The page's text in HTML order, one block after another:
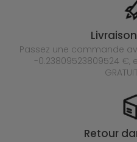
Passez une commande
-0.23809523809524 €,
Retour